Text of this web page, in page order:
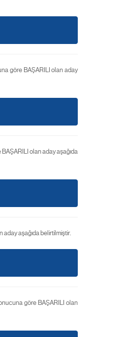
göre BAŞARILI olan aday
olan aday aşağıda
aday aşağıda belirtilmiştir.
göre BAŞARILI olan